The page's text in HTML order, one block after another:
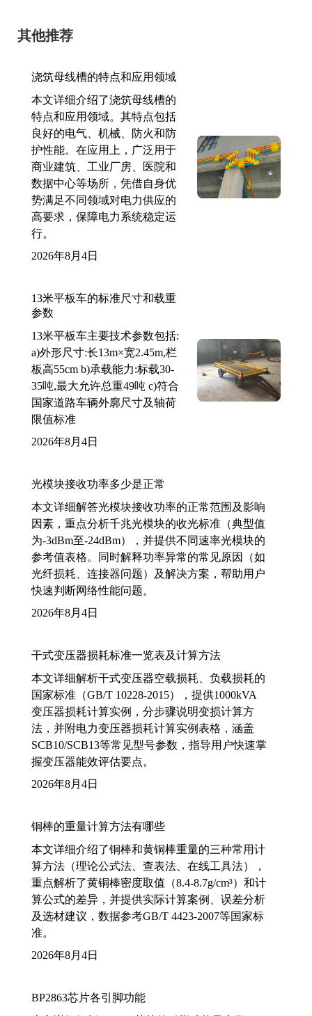
其他推荐
浇筑母线槽的特点和应用领域
本文详细介绍了浇筑母线槽的
特点和应用领域。其特点包括
良好的电气、机械、防火和防
护性能。在应用上，广泛用于
商业建筑、工业厂房、医院和
数据中心等场所，凭借自身优
势满足不同领域对电力供应的
高要求，保障电力系统稳定运
行。
2026年8月4日
13米平板车的标准尺寸和载重
参数
13米平板车主要技术参数包括:
a)外形尺寸:长13m×宽2.45m,栏
板高55cm b)承载能力:标载30-
35吨,最大允许总重49吨 c)符合
国家道路车辆外廓尺寸及轴荷
限值标准
2026年8月4日
光模块接收功率多少是正常
本文详细解答光模块接收功率的正常范围及影响
因素，重点分析千兆光模块的收光标准（典型值
为-3dBm至-24dBm），并提供不同速率光模块的
参考值表格。同时解释功率异常的常见原因（如
光纤损耗、连接器问题）及解决方案，帮助用户
快速判断网络性能问题。
2026年8月4日
干式变压器损耗标准一览表及计算方法
本文详细解析干式变压器空载损耗、负载损耗的
国家标准（GB/T 10228-2015），提供1000kVA
变压器损耗计算实例，分步骤说明变损计算方
法，并附电力变压器损耗计算实例表格，涵盖
SCB10/SCB13等常见型号参数，指导用户快速掌
握变压器能效评估要点。
2026年8月4日
铜棒的重量计算方法有哪些
本文详细介绍了铜棒和黄铜棒重量的三种常用计
算方法（理论公式法、查表法、在线工具法），
重点解析了黄铜棒密度取值（8.4-8.7g/cm³）和计
算公式的差异，并提供实际计算案例、误差分析
及选材建议，数据参考GB/T 4423-2007等国家标
准。
2026年8月4日
BP2863芯片各引脚功能